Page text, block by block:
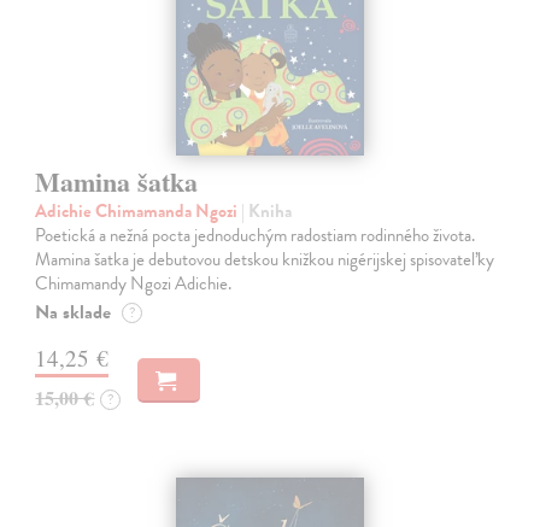
Mamina šatka
Adichie Chimamanda Ngozi | Kniha
Poetická a nežná pocta jednoduchým radostiam rodinného života.
Mamina šatka je debutovou detskou knižkou nigérijskej spisovateľky
Chimamandy Ngozi Adichie.
Na sklade ?
14,25 €
15,00 € ?